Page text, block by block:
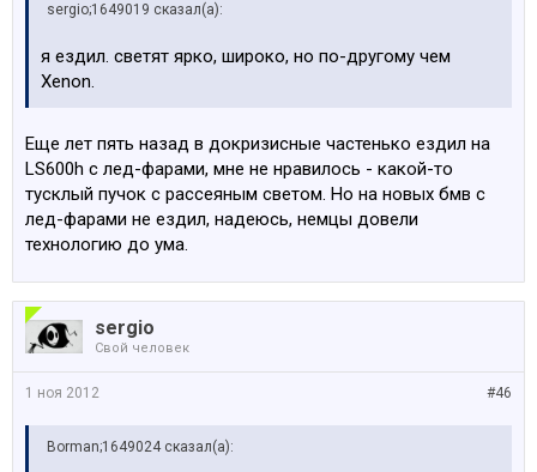
sergio;1649019 сказал(а):
я ездил. светят ярко, широко, но по-другому чем
Xenon.
Еще лет пять назад в докризисные частенько ездил на
LS600h с лед-фарами, мне не нравилось - какой-то
тусклый пучок с рассеяным светом. Но на новых бмв с
лед-фарами не ездил, надеюсь, немцы довели
технологию до ума.
sergio
Свой человек
#46
1 ноя 2012
Borman;1649024 сказал(а):